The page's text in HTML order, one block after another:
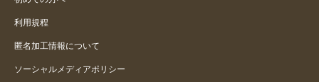
利用規程
匿名加工情報について
ソーシャルメディアポリシー